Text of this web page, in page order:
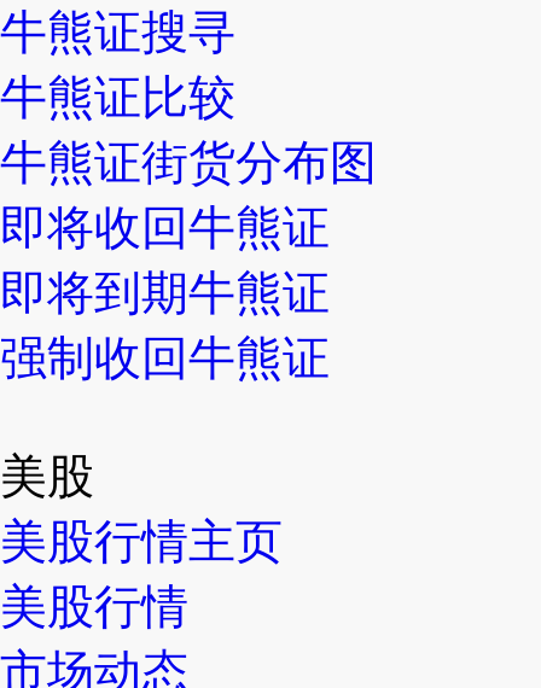
牛熊证搜寻
牛熊证比较
牛熊证街货分布图
即将收回牛熊证
即将到期牛熊证
强制收回牛熊证
美股
美股行情主页
美股行情
市场动态